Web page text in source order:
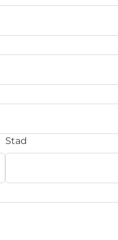
Stad